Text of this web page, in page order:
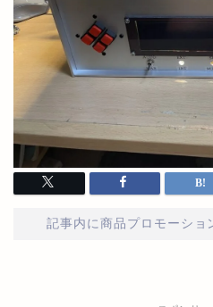
記事内に商品プロモーショ